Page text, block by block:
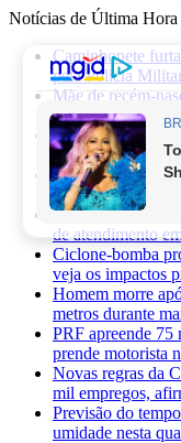
Notícias de Última Hora
Caminhonete
pela Polícia
Mãe de recém-
Sabará
Três pessoas
Planalto, em
Previsão do
umidade em
Homem quebra
de atendimento
Ciclone-bomba
veja os impactos
Homem morre
metros durante
PRF apreende 75
prende motorista
Novas regras da
mil empregos,
Previsão do
umidade nesta